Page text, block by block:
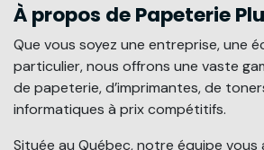
À propos de Papeterie
Que vous soyez une entreprise, une
particulier, nous offrons une vaste
de papeterie, d’imprimantes, de
informatiques à prix compétitifs.
Située au Québec, notre équipe vous